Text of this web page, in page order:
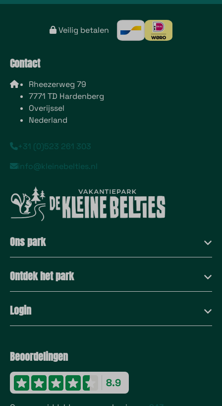
Veilig betalen
Contact
Rheezerweg 79
7771 TD Hardenberg
Overijssel
Nederland
+31 (0)523 261 303
info@kleinebelties.nl
Ons park
Ontdek het park
Login
Beoordelingen
8.9